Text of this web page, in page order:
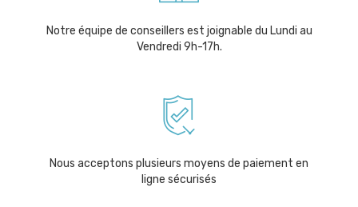
Notre équipe de conseillers est joignable du Lundi au
Vendredi 9h-17h.
Nous acceptons plusieurs moyens de paiement en
ligne sécurisés